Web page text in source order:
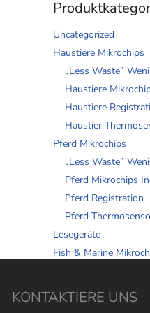
Uncategorized
Haustiere Mikrochips
„Less Waste”
Haustiere
Haustiere
Haustier
Pferd Mikrochips
„Less Waste”
Pferd Mikrochips
Pferd Registration
Pferd
Lesegeräte
Fish & Marine
KONTAKTIERE UNS